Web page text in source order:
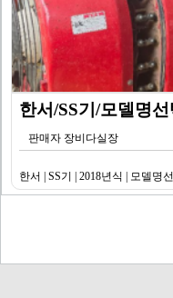
한서/SS기/모델명
판매자 장비다실장
한서 | SS기 | 2018년식 | 모델명